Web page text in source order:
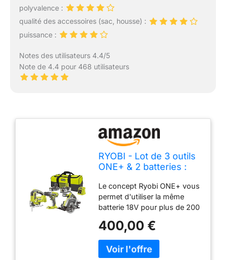
polyvalence :
qualité des accessoires (sac, housse) :
puissance :
Notes des utilisateurs 4.4/5
Note de 4.4 pour 468 utilisateurs
RYOBI - Lot de 3 outils
ONE+ & 2 batteries :
40Nm + Scie circulaire
(lame 150 mm)+ Scie
sauteuse pendulaire +
1 batterie 2,0 Ah + 1
batterie 4,0 Ah + 1
chargeur
Le concept Ryobi ONE+ vous
permet d'utiliser la même
batterie 18V pour plus de 200
jardinage et bien plus encore.
Ce produit fait partie du
concept ONE+ et vous
400,00 €